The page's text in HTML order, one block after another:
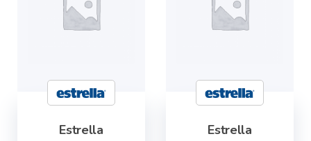
Estrella
Estrella